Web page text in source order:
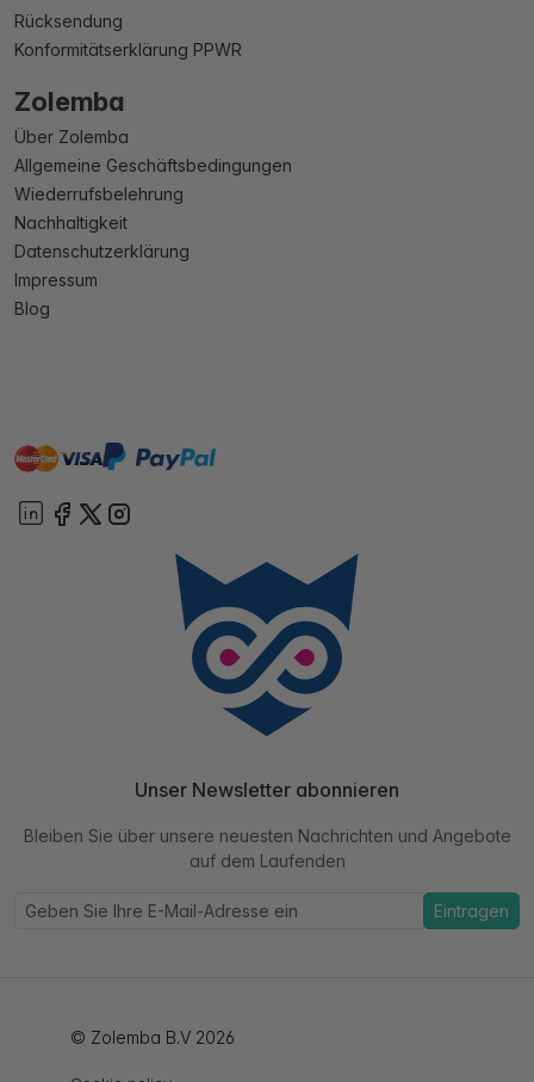
Rücksendung
Konformitätserklärung PPWR
Zolemba
Über Zolemba
Allgemeine Geschäftsbedingungen
Wiederrufsbelehrung
Nachhaltigkeit
Datenschutzerklärung
Impressum
Blog
mastervisa paypal
Unser Newsletter abonnieren
Bleiben Sie über unsere neuesten Nachrichten und Angebote
auf dem Laufenden
Eintragen
© Zolemba B.V 2026